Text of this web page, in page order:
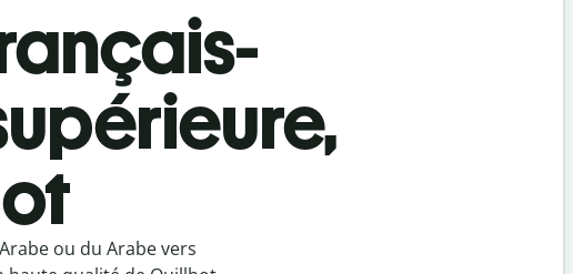
ou du Arabe vers